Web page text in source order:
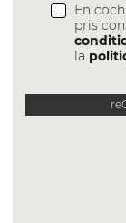
En
pris
la